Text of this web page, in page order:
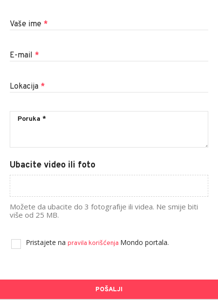
Vaše ime *
E-mail *
Lokacija *
Ubacite video ili foto
Možete da ubacite do 3 fotografije ili videa. Ne smije biti
više od 25 MB.
Pristajete na pravila korišćenja Mondo portala.
POŠALJI